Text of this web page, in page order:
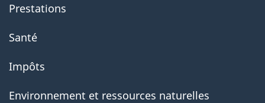
Prestations
Santé
Impôts
Environnement et ressources naturelles